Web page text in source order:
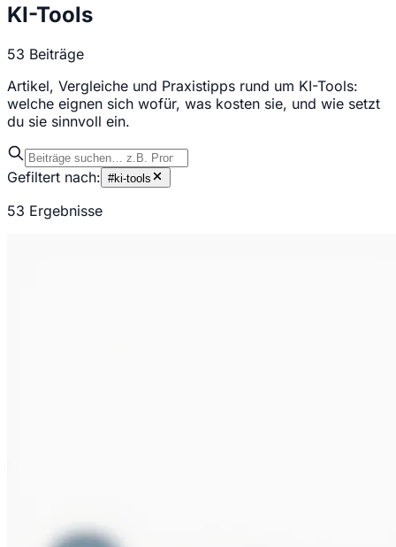
KI-Tools
53 Beiträge
Artikel, Vergleiche und Praxistipps rund um KI-Tools:
welche eignen sich wofür, was kosten sie, und wie setzt
du sie sinnvoll ein.
Gefiltert nach: #ki-tools
53 Ergebnisse